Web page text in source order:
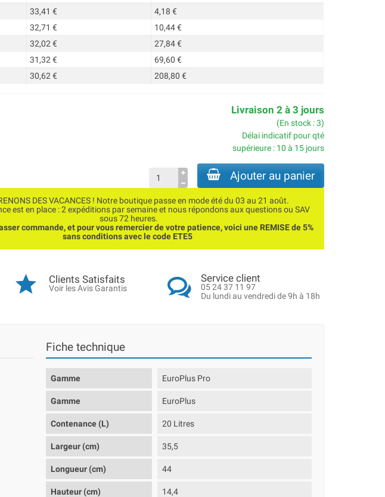
33,41 €
4,18 €
32,71 €
10,44 €
32,02 €
27,84 €
31,32 €
69,60 €
30,62 € 208,80 €
Livraison 2 à 3 jours
(En stock : 3)
Délai indicatif pour qté
supérieure : 10 à 15 jours
Ajouter au panier
DES VACANCES ! Notre boutique passe en mode été du 03 au 21 août.
est en place : 2 expéditions par semaine et nous répondons aux questions ou SAV
sous 72 heures.
commande, et pour vous remercier de votre patience, voici une REMISE de 5%
sans conditions avec le code ETE5
Clients Satisfaits
Voir les Avis Garantis
Service client
05 24 37 11 97
Du lundi au vendredi de 9h à 18h
Fiche technique
Gamme EuroPlus Pro
Gamme EuroPlus
Contenance (L) 20 Litres
Largeur (cm) 35,5
Longueur (cm) 44
Hauteur (cm) 14,4